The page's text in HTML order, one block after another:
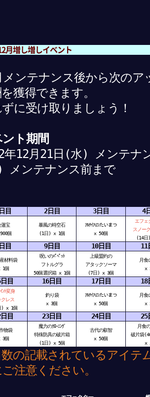
増し増しイベント
メンテナンス後から次の
獲得できます。
に受け取りましょう！
ト期間
年12月21日(水) メンテナ
メンテナンス前まで
目 2日目 3日目 4
蓮宝
個
暴風の時空石
(1日) x 1個
ｱﾙﾃｲｱのたいまつ
x 50個
エフェ
スノー
(14
目 9日目 10日目 11
材料袋
1個
呪いのﾊﾟﾍﾟｯﾄ
フトルグラ
50個選択箱 x 1個
上級盟約の
アタックソーマ
(7日) x 3個
月食
x
目 16日目 17日目 18
ﾝﾄ変身
レス
) x 1個
釣り袋
x 3個
ｱﾙﾃｲｱのたいまつ
x 50個
月食
x
目 23日目 24日目 25
物袋
3個
魔力のｸﾛｰﾆﾝｸﾞ
特殊防具の破片箱
(1日) x 5個
古代の叡智
x 50個
月食
破片袋
x
の記載されているアイテ
注意ください。